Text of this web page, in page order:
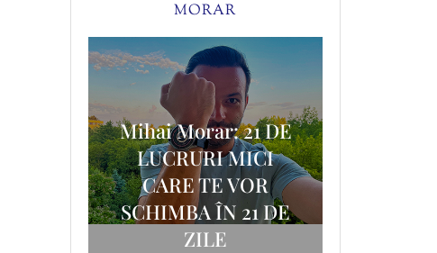
MORAR
Mihai Morar: 21 DE
LUCRURI MICI
CARE TE VOR
SCHIMBA ÎN 21 DE
ZILE